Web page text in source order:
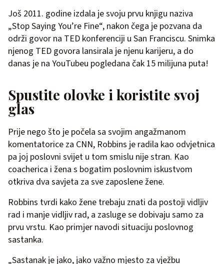
Još 2011. godine izdala je svoju prvu knjigu naziva
„Stop Saying You’re Fine“, nakon čega je pozvana da
održi govor na TED konferenciji u San Franciscu. Snimka
njenog TED govora lansirala je njenu karijeru, a do
danas je na YouTubeu pogledana čak 15 milijuna puta!
Spustite olovke i koristite svoj
glas
Prije nego što je počela sa svojim angažmanom
komentatorice za CNN, Robbins je radila kao odvjetnica
pa joj poslovni svijet u tom smislu nije stran. Kao
coacherica i žena s bogatim poslovnim iskustvom
otkriva dva savjeta za sve zaposlene žene.
Robbins tvrdi kako žene trebaju znati da postoji vidljiv
rad i manje vidljiv rad, a zasluge se dobivaju samo za
prvu vrstu. Kao primjer navodi situaciju poslovnog
sastanka.
„Sastanak je jako, jako važno mjesto za vježbu